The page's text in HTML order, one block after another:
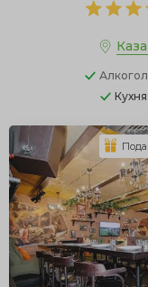
Кухня: